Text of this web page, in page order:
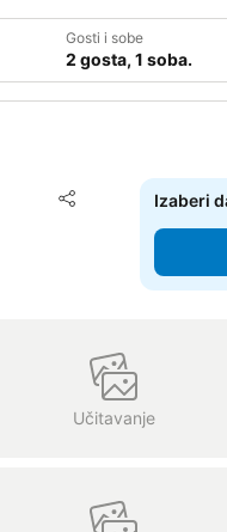
Gosti i sobe
2 gosta, 1 soba.
Deli
Dodati uIzaberi
Učitavanje